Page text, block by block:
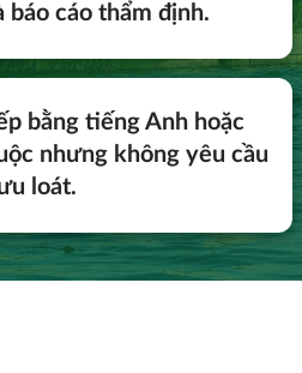
báo cáo thẩm định.
bằng tiếng Anh hoặc
nhưng không yêu cầu
loát.